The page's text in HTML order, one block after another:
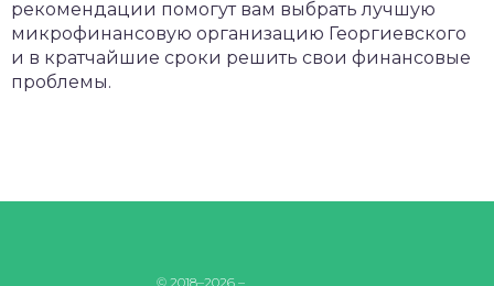
рекомендации помогут вам выбрать лучшую
микрофинансовую организацию Георгиевского
и в кратчайшие сроки решить свои финансовые
проблемы.
© 2018–2026 –